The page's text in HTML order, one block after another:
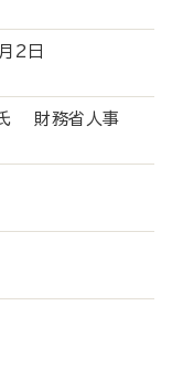
2日
氏 財務省人事